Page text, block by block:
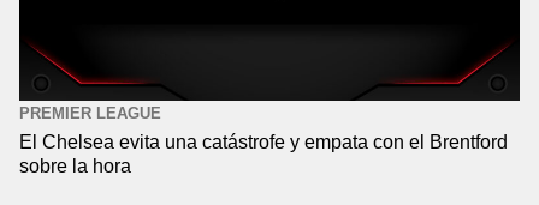
PREMIER LEAGUE
El Chelsea evita una catástrofe y empata con el Brentford
sobre la hora